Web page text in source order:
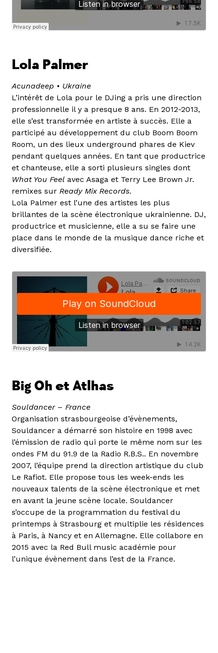
Lola Palmer
Acunadeep • Ukraine
L’intérêt de Lola pour le DJing a pris une direction
professionnelle il y a presque 8 ans. En 2012-2013,
elle s’est transformée en artiste à succès. Elle a
participé au développement du club Boom Boom
Room, un des lieux underground phares de Kiev
pendant quelques années. En tant que productrice
et chanteuse, elle a sorti plusieurs singles dont
What You Feel avec Asaga et Terry Lee Brown Jr.
remixes sur Ready Mix Records.
Lola Palmer est l’une des artistes les plus
brillantes de la scène électronique ukrainienne. DJ,
productrice et musicienne, elle a su se faire une
place dans le monde de la musique dance riche et
diversifiée.
Big Oh et Atlhas
Souldancer – France
Organisation strasbourgeoise d’évènements,
Souldancer a démarré son histoire en 1998 avec
l’émission de radio qui porte le même nom sur les
ondes FM du 91.9 de la Radio R.B.S.. En novembre
2007, l’équipe prend la direction artistique du club
Le Rafiot. Elle propose tous les week-ends les
nouveaux talents de la scène électronique et met
en avant la jeune scène locale. Souldancer
s’occupe de la programmation du festival du
printemps à Strasbourg et multiplie les résidences
à Paris, à Nancy et en Allemagne. Elle collabore en
2015 avec la Red Bull music académie pour
l’unique évènement dans l’est de la France.